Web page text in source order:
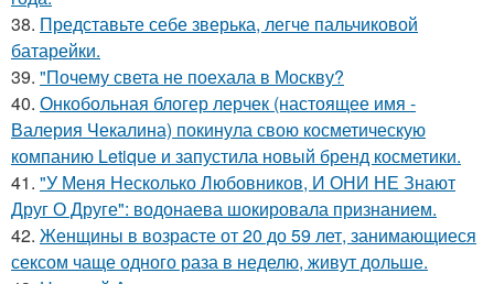
38. Представьте себе зверька, легче пальчиковой
батарейки.
39. "Почему света не поехала в Москву?
40. Онкобольная блогер лерчек (настоящее имя -
Валерия Чекалина) покинула свою косметическую
компанию Letique и запустила новый бренд косметики.
41. "У Меня Несколько Любовников, И ОНИ НЕ Знают
Друг О Друге": водонаева шокировала признанием.
42. Женщины в возрасте от 20 до 59 лет, занимающиеся
сексом чаще одного раза в неделю, живут дольше.